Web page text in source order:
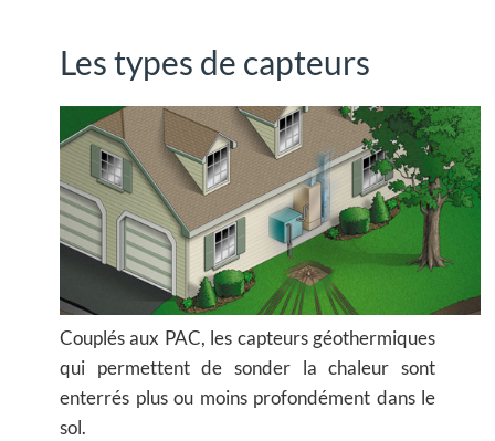
Les types de capteurs
Couplés aux PAC, les capteurs géothermiques
qui permettent de sonder la chaleur sont
enterrés plus ou moins profondément dans le
sol.